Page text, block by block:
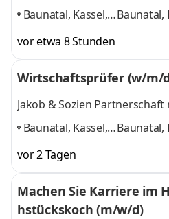
Baunatal, Kassel,
Großalmerode,
Baunatal,
weitere
vor etwa 8 Stunden
Wirtschaftsprüfer (w/m/
Jakob & Sozien Partnerschaft
Baunatal, Kassel,
Großalmerode,
Berlin,
Baunatal,
und 3
vor 2 Tagen
Machen Sie Karriere im
hstückskoch (m/w/d)